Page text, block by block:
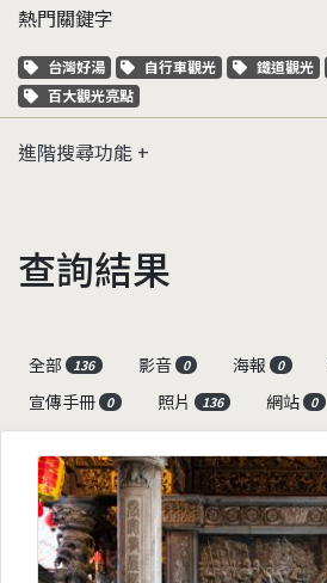
熱門關鍵字
關鍵字標籤
台灣好湯 關鍵字標籤
自行車觀光 關鍵字標籤
鐵道觀光
關鍵字標籤
百大觀光亮點
進階搜尋功能
查詢結果
全部
136 影音 0 海報 0
宣傳手冊 0 照片 136 網站 0